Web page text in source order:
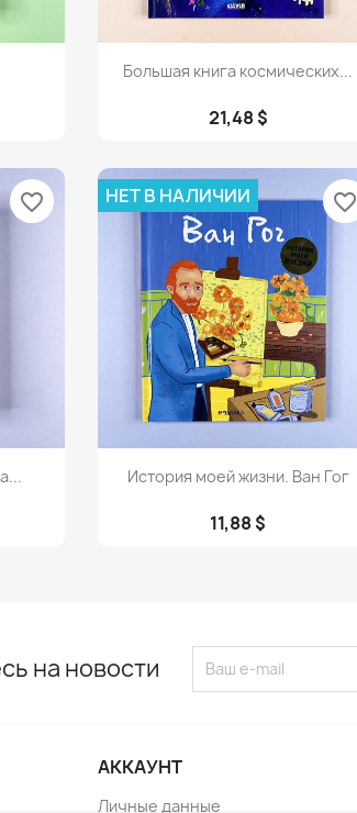
Просмотр
Большая книга космических...
21,48 $
favorite_border
Просмотр
История моей жизни. Ван Гог
11,88 $
НЕТ В НАЛИЧИИ favorite_border
на новости
АККАУНТ
Личные данные